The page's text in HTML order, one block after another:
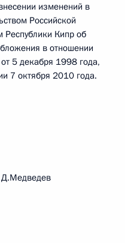
изменений в
Российской
Республики Кипр об
в отношении
5 декабря 1998 года,
7 октября 2010 года.